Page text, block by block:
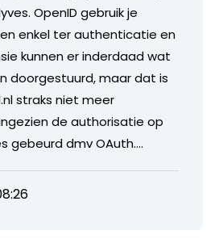
OpenID gebruik je
enkel ter authenticatie en
kunnen er inderdaad wat
doorgestuurd, maar dat is
straks niet meer
de authorisatie op
gebeurd dmv OAuth….